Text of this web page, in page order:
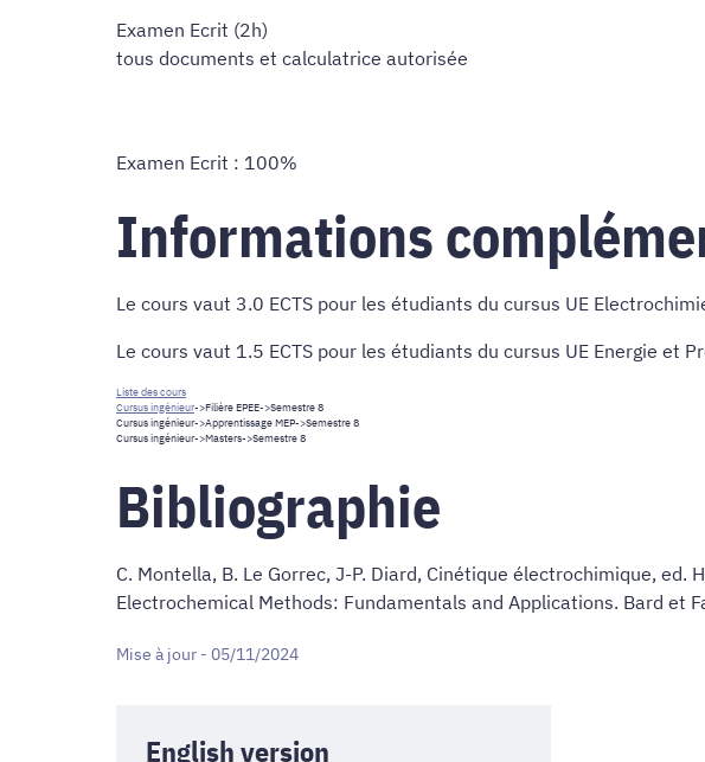
Examen Ecrit (2h)
tous documents et calculatrice autorisée
Examen Ecrit : 100%
Informations
Le cours vaut 3.0 ECTS pour les étudiants du cursus UE
Le cours vaut 1.5 ECTS pour les étudiants du cursus UE Energie et
Liste des cours
Cursus ingénieur->Filière EPEE->Semestre 8
Cursus ingénieur->Apprentissage MEP->Semestre 8
Cursus ingénieur->Masters->Semestre 8
Bibliographie
C. Montella, B. Le Gorrec, J-P. Diard, Cinétique électrochimique, ed.
Electrochemical Methods: Fundamentals and Applications. Bard et
Mise à jour - 05/11/2024
English version